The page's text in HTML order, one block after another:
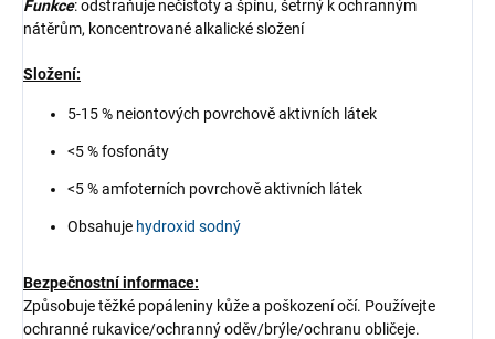
Funkce: odstraňuje nečistoty a špínu, šetrný k ochranným
nátěrům, koncentrované alkalické složení
Složení:
5-15 % neiontových povrchově aktivních látek
<5 % fosfonáty
<5 % amfoterních povrchově aktivních látek
Obsahuje hydroxid sodný
Bezpečnostní informace:
Způsobuje těžké popáleniny kůže a poškození očí. Používejte
ochranné rukavice/ochranný oděv/brýle/ochranu obličeje.